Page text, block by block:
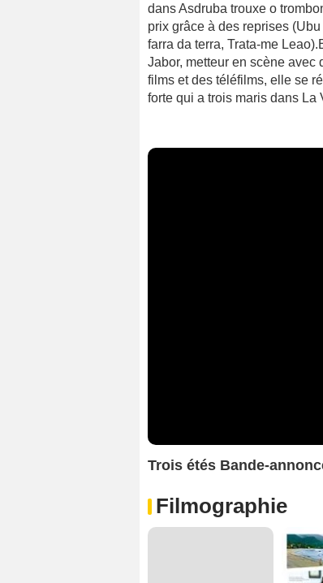
dans Asdruba trouxe o
prix grâce à des reprises
farra da terra, Trata-me
Jabor, metteur en scène
films et des téléfilms, elle se
forte qui a trois maris dans
Trois étés Bande-
Filmographie